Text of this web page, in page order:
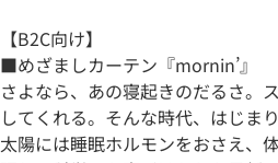
【B2C向け】
■めざましカーテン『mornin’』
さよなら、あの寝起きのだるさ。
してくれる。そんな時代、はじまり
太陽には睡眠ホルモンをおさえ、